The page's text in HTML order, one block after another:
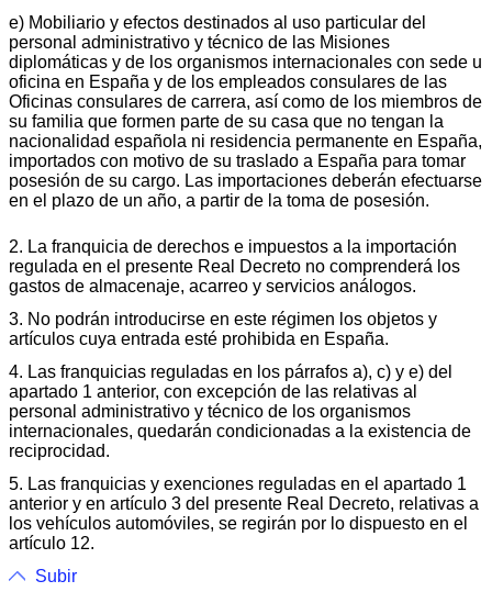
e) Mobiliario y efectos destinados al uso particular del
personal administrativo y técnico de las Misiones
diplomáticas y de los organismos internacionales con sede u
oficina en España y de los empleados consulares de las
Oficinas consulares de carrera, así como de los miembros de
su familia que formen parte de su casa que no tengan la
nacionalidad española ni residencia permanente en España,
importados con motivo de su traslado a España para tomar
posesión de su cargo. Las importaciones deberán efectuarse
en el plazo de un año, a partir de la toma de posesión.
2. La franquicia de derechos e impuestos a la importación
regulada en el presente Real Decreto no comprenderá los
gastos de almacenaje, acarreo y servicios análogos.
3. No podrán introducirse en este régimen los objetos y
artículos cuya entrada esté prohibida en España.
4. Las franquicias reguladas en los párrafos a), c) y e) del
apartado 1 anterior, con excepción de las relativas al
personal administrativo y técnico de los organismos
internacionales, quedarán condicionadas a la existencia de
reciprocidad.
5. Las franquicias y exenciones reguladas en el apartado 1
anterior y en artículo 3 del presente Real Decreto, relativas a
los vehículos automóviles, se regirán por lo dispuesto en el
artículo 12.
Subir